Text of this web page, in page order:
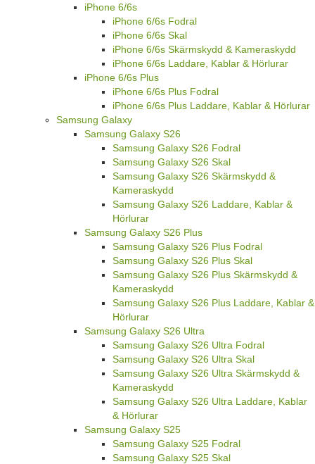
iPhone 6/6s
iPhone 6/6s Fodral
iPhone 6/6s Skal
iPhone 6/6s Skärmskydd & Kameraskydd
iPhone 6/6s Laddare, Kablar & Hörlurar
iPhone 6/6s Plus
iPhone 6/6s Plus Fodral
iPhone 6/6s Plus Laddare, Kablar & Hörlurar
Samsung Galaxy
Samsung Galaxy S26
Samsung Galaxy S26 Fodral
Samsung Galaxy S26 Skal
Samsung Galaxy S26 Skärmskydd &
Kameraskydd
Samsung Galaxy S26 Laddare, Kablar &
Hörlurar
Samsung Galaxy S26 Plus
Samsung Galaxy S26 Plus Fodral
Samsung Galaxy S26 Plus Skal
Samsung Galaxy S26 Plus Skärmskydd &
Kameraskydd
Samsung Galaxy S26 Plus Laddare, Kablar &
Hörlurar
Samsung Galaxy S26 Ultra
Samsung Galaxy S26 Ultra Fodral
Samsung Galaxy S26 Ultra Skal
Samsung Galaxy S26 Ultra Skärmskydd &
Kameraskydd
Samsung Galaxy S26 Ultra Laddare, Kablar
& Hörlurar
Samsung Galaxy S25
Samsung Galaxy S25 Fodral
Samsung Galaxy S25 Skal